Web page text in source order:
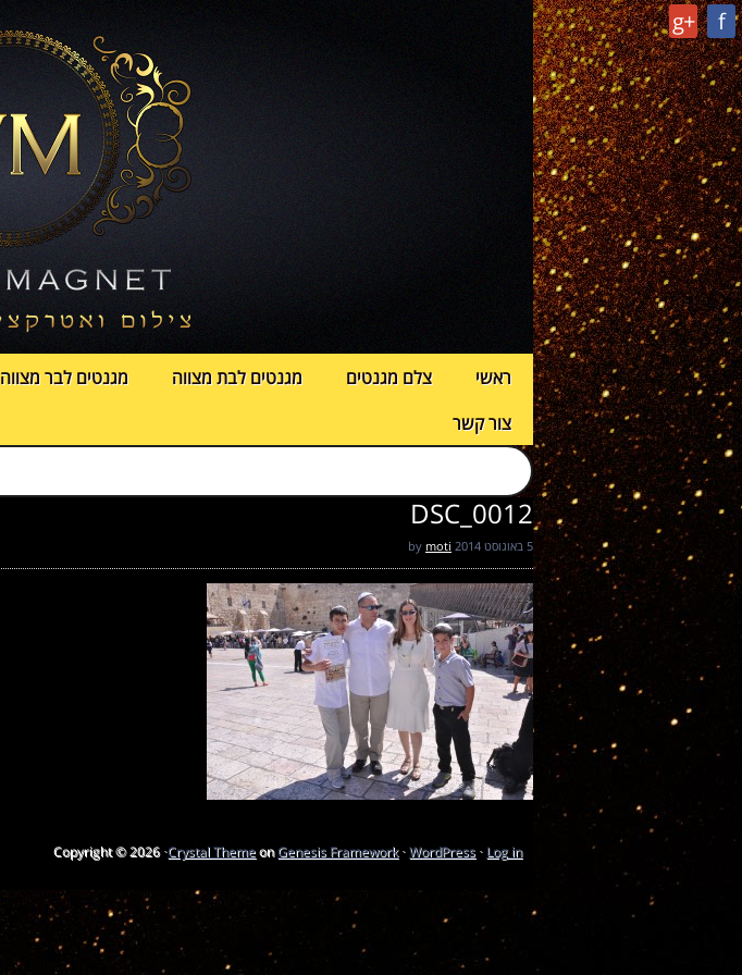
g+ f
ראשי צלם מגנטים מגנטים לבת מצווה מגנטים לבר מצווה
צור קשר
DSC_0012
5 באוגוסט 2014 moti
Copyright © 2026 ·Crystal ThemeonGenesis Framework·WordPress· Log in